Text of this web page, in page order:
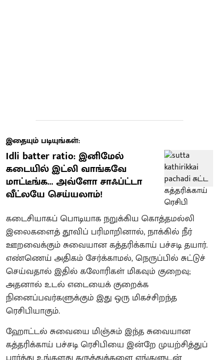
இதையும் படியுங்கள்:
Idli batter ratio: இனிமேல்
கடையில் இட்லி வாங்கவே
மாட்டீங்க... அவ்ளோ சாஃப்ட்டா
வீட்லயே செய்யலாம்!
கடைசியாகப் பொடியாக நறுக்கிய கொத்தமல்லி
இலைகளைத் தூவிப் பரிமாறினால், நாக்கில் நீர்
ஊறவைக்கும் சுவையான கத்தரிக்காய் பச்சடி தயார்.
எண்ணெய் அதிகம் சேர்க்காமல், நெருப்பில் சுட்டுச்
செய்வதால் இதில் கலோரிகள் மிகவும் குறைவு;
அதனால் உடல் எடையைக் குறைக்க
நினைப்பவர்களுக்கும் இது ஒரு மிகச்சிறந்த
ரெசிபியாகும்.
ஹோட்டல் சுவையை மிஞ்சும் இந்த சுவையான
கத்தரிக்காய் பச்சடி ரெசிபியை இன்றே முயற்சித்துப்